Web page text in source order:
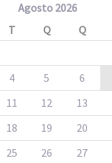
Agosto 2026
T Q Q
4 5 6
11 12 13
18 19 20
25 26 27